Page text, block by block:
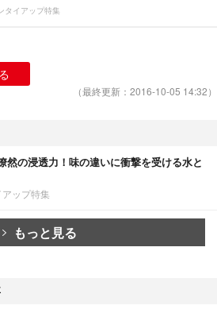
タイアップ特集
（最終更新：2016-10-05 14:32）
然の浸透力！味の違いに衝撃を受ける水と
ップ特集
もっと見る